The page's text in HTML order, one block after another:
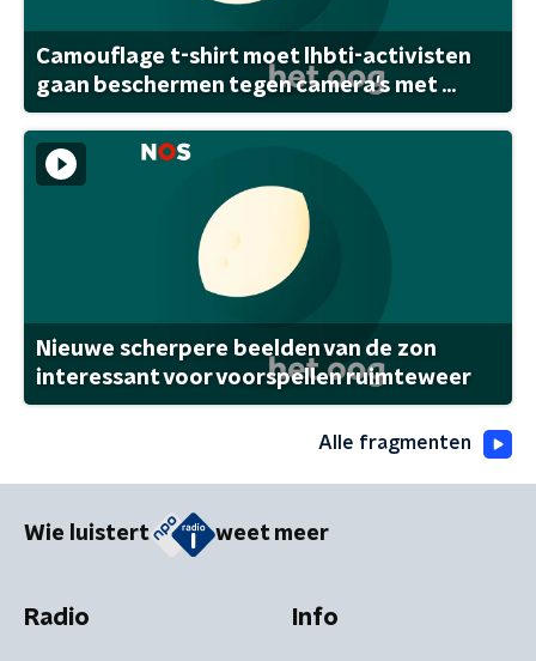
Camouflage t-shirt moet lhbti-activisten
gaan beschermen tegen camera's met ...
Nieuwe scherpere beelden van de zon
interessant voor voorspellen ruimteweer
Alle fragmenten
Wie luistert weet meer
Radio Info